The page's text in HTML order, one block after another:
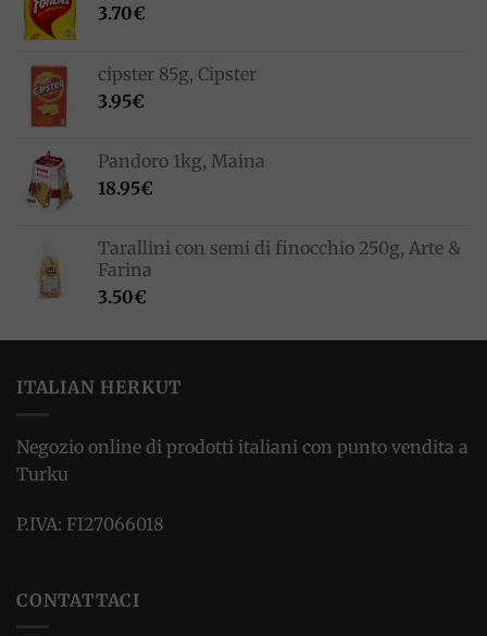
3.70€
cipster 85g, Cipster
3.95€
Pandoro 1kg, Maina
18.95€
Tarallini con semi di finocchio 250g, Arte &
Farina
3.50€
ITALIAN HERKUT
Negozio online di prodotti italiani con punto vendita a
Turku
P.IVA: FI27066018
CONTATTACI